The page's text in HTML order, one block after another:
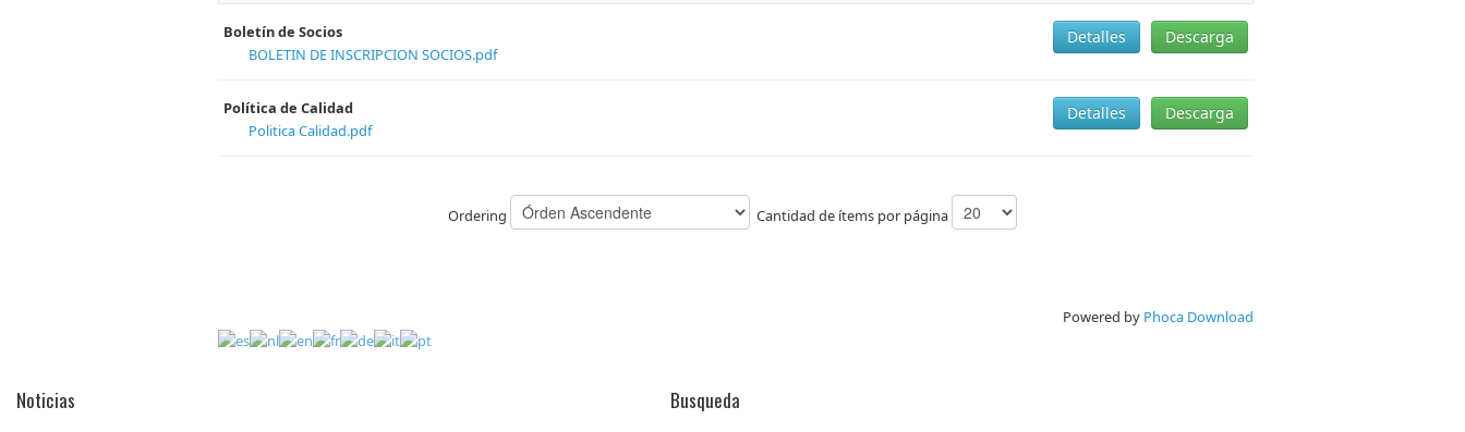
Boletín de Socios
BOLETIN DE INSCRIPCION SOCIOS.pdf
Descarga
Detalles
Política de Calidad
Politica Calidad.pdf
Descarga
Detalles
Ordering Cantidad de ítems por página
Powered by Phoca Download
Noticias Busqueda